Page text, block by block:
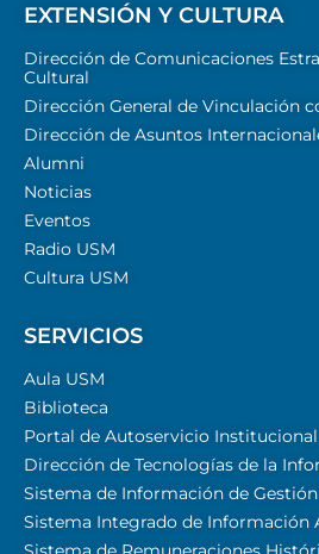
EXTENSIÓN Y CULTURA
Dirección de Comunicaciones
Cultural
Dirección General de Vinculación
Dirección de Asuntos
Alumni
Noticias
Eventos
Radio USM
Cultura USM
SERVICIOS
Aula USM
Biblioteca
Portal de Autoservicio Institucional
Dirección de Tecnologías de la
Sistema de Información de
Sistema Integrado de Información